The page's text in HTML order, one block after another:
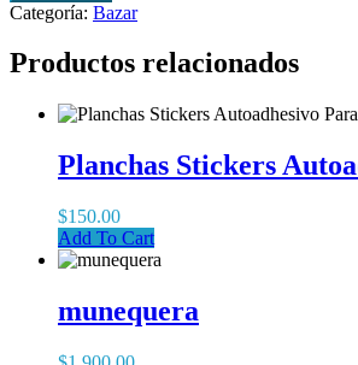
Categoría: Bazar
Productos relacionados
Planchas Stickers
$150.00
Add To Cart
munequera